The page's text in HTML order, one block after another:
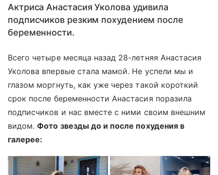
Актриса Анастасия Уколова удивила
подписчиков резким похудением после
беременности.
Всего четыре месяца назад 28-летняя Анастасия
Уколова впервые стала мамой. Не успели мы и
глазом моргнуть, как уже через такой короткий
срок после беременности Анастасия поразила
подписчиков и нас вместе с ними своим внешним
видом.Фото звезды до и после похудения в
галерее: